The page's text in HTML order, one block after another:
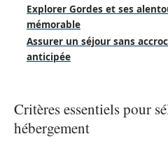
Explorer Gordes et ses
mémorable
Assurer un séjour sans
anticipée
Critères essentiels pour
hébergement